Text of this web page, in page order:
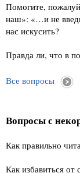
Помогите,
наш»: «…и не
нас искусить?
Правда ли, что в
Все вопросы
Вопросы с
Как правильно
Как избавиться от